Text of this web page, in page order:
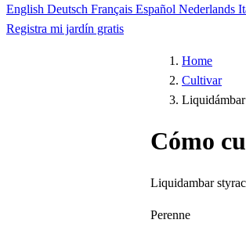
English Deutsch Français Español Nederlands
Registra mi jardín gratis
Home
Cultivar
Liquidámbar
Cómo
Liquidambar
Perenne